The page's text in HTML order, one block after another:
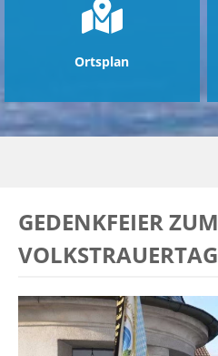
Ortsplan
GEDENKFEIER ZUM
VOLKSTRAUERTAG